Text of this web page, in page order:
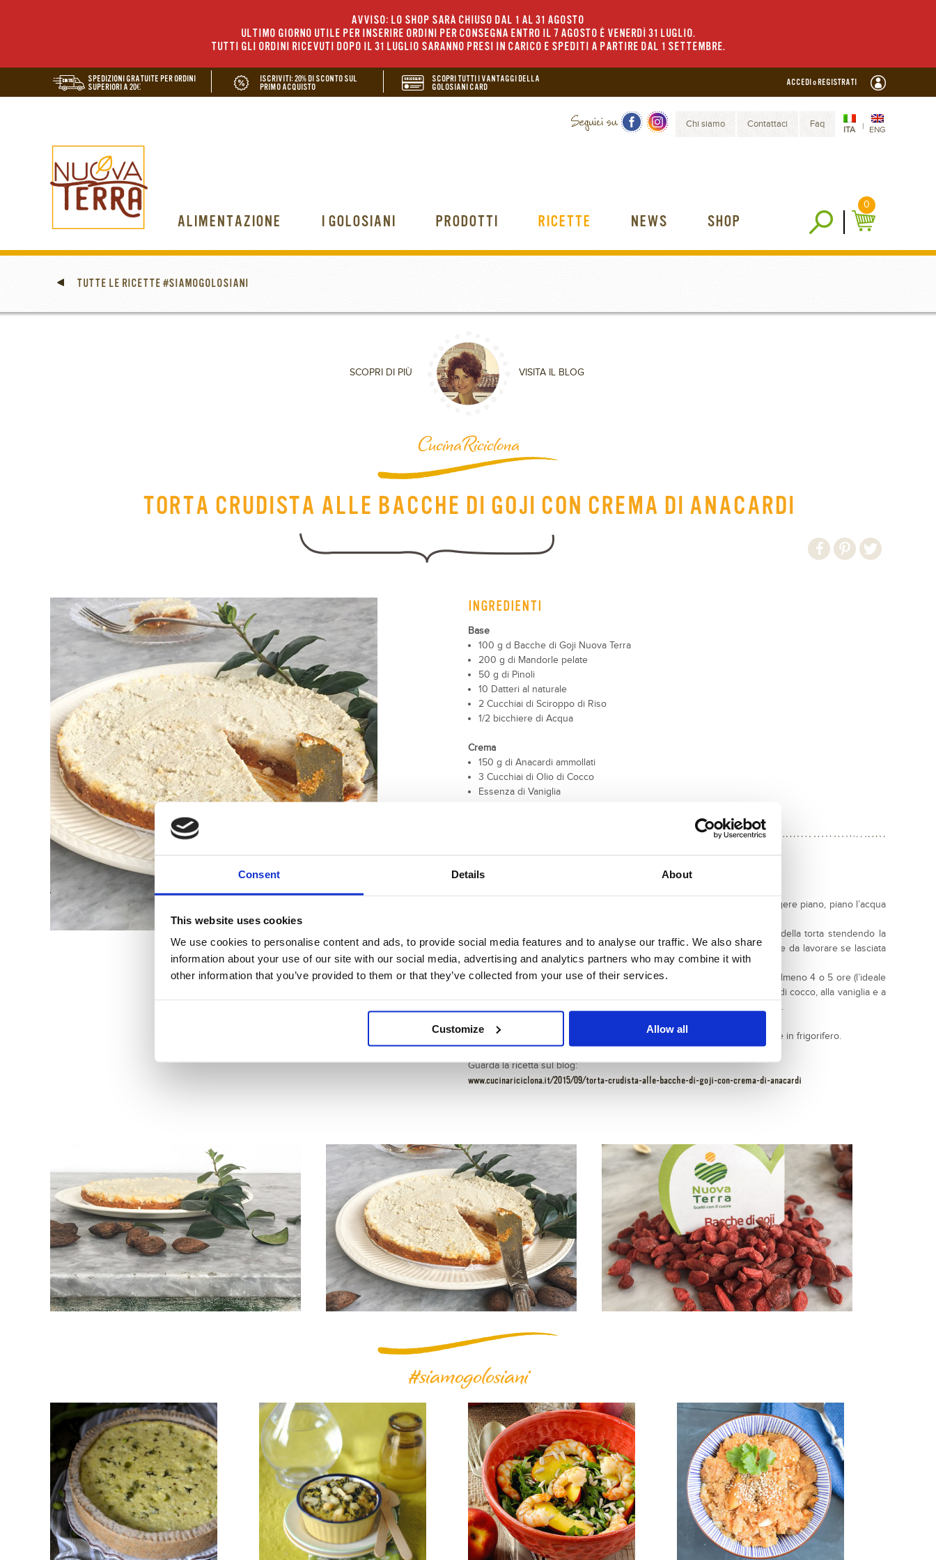
Consent Details About
This website uses cookies
We use cookies to personalise content and ads, to provide social media features and to analyse our traffic. We also share
information about your use of our site with our social media, advertising and analytics partners who may combine it with
other information that you’ve provided to them or that they’ve collected from your use of their services.
Customize Allow all
AVVISO: LO SHOP SARÀ CHIUSO DAL 1 AL 31 AGOSTO
ULTIMO GIORNO UTILE PER INSERIRE ORDINI PER CONSEGNA ENTRO IL 7 AGOSTO È VENERDÌ 31 LUGLIO.
TUTTI GLI ORDINI RICEVUTI DOPO IL 31 LUGLIO SARANNO PRESI IN CARICO E SPEDITI A PARTIRE DAL 1 SETTEMBRE.
SPEDIZIONI GRATUITE PER ORDINI
SUPERIORI A 20€
ISCRIVITI: 20% DI SCONTO SUL
PRIMO ACQUISTO
SCOPRI TUTTI I VANTAGGI DELLA
GOLOSIANI CARD
ACCEDI o REGISTRATI
ITA | ENG
Chi siamo Contattaci Faq
ALIMENTAZIONE I GOLOSIANI PRODOTTI RICETTE NEWS SHOP
0
TUTTE LE RICETTE #SIAMOGOLOSIANI
SCOPRI DI PIÙ VISITA IL BLOG
CucinaRiciclona
TORTA CRUDISTA ALLE BACCHE DI GOJI CON CREMA DI ANACARDI
INGREDIENTI
Base
100 g d Bacche di Goji Nuova Terra
200 g di Mandorle pelate
50 g di Pinoli
10 Datteri al naturale
2 Cucchiai di Sciroppo di Riso
1/2 bicchiere di Acqua
Crema
150 g di Anacardi ammollati
3 Cucchiai di Olio di Cocco
Essenza di Vaniglia
PREPARAZIONE
Frullare insieme le bacche di Goji, le mandorle pelate e i datteri. Aggiungere piano, piano l’acqua
Rivestire con la carta forno uno stampo a cerniera e formare la base della torta stendendo la
pasta di frutta secca con le mani bagnate (questa pasta diventa più facile da lavorare se lasciata
in frigo per un po’).
Ammollare gli anacardi in una ciotola fino a coprirli completamente per almeno 4 o 5 ore (l’ideale
sarebbe tutta la notte). Sgocciolare gli anacardi e frullare insieme all’olio di cocco, alla vaniglia e a
mezzo bicchiere d’acqua fino ad ottenere una crema liscia ed omogenea.
Stendere la crema di anacardi sulla base della torta e servire. Si mantiene in frigorifero.
Guarda la ricetta sul blog:
www.cucinariciclona.it/2015/09/torta-crudista-alle-bacche-di-goji-con-crema-di-anacardi
#siamogolosiani